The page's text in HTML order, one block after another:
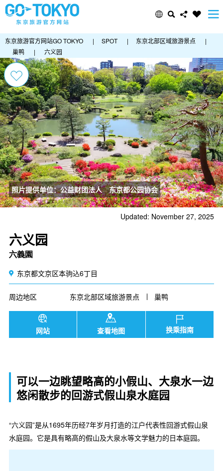
东京旅游官方网站GO TOKYO | SPOT | 东京北部区域旅游景点
|
巢鸭
| 六义园
照片提供单位：公益财团法人 东京都公园协会
Updated: November 27, 2025
六义园
六義園
东京都文京区本驹込6丁目
周边地区 东京北部区域旅游景点 巢鸭
网站 查看地图 换乘指南
可以一边眺望略高的小假山、大泉水一边
悠闲散步的回游式假山泉水庭园
“六义园”是从1695年历经7年岁月打造的江户代表性回游式假山泉
水庭园。它是具有略高的假山及大泉水等文学魅力的日本庭园。